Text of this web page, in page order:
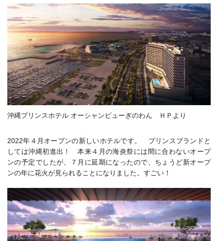
沖縄プリンスホテル オーシャンビューぎのわん ＨＰより
2022年４月オープンの新しいホテルです。 プリンスブランドと
しては沖縄初進出！ 本来４月の海炎祭には間に合わないオープ
ンの予定でしたが、７月に延期になったので、ちょうど新オープ
ンの年に花火が見られることになりました。すごい！